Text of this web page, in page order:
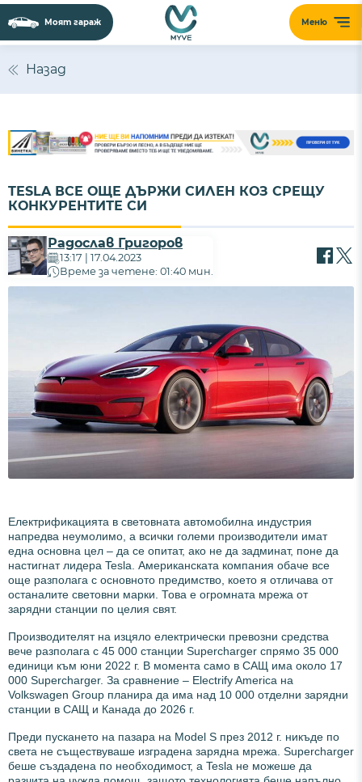
Меню
Моят гараж
Назад
TESLA ВСЕ ОЩЕ ДЪРЖИ СИЛЕН КОЗ СРЕЩУ
КОНКУРЕНТИТЕ СИ
Радослав Григоров
13:17 | 17.04.2023
Време за четене: 01:40 мин.
Електрификацията в световната автомобилна индустрия
напредва неумолимо, а всички големи производители имат
една основна цел – да се опитат, ако не да задминат, поне да
настигнат лидера Tesla. Американската компания обаче все
още разполага с основното предимство, което я отличава от
останалите световни марки. Това е огромната мрежа от
зарядни станции по целия свят.
Производителят на изцяло електрически превозни средства
вече разполага с 45 000 станции Supercharger спрямо 35 000
единици към юни 2022 г. В момента само в САЩ има около 17
000 Supercharger. За сравнение – Electrify America на
Volkswagen Group планира да има над 10 000 отделни зарядни
станции в САЩ и Канада до 2026 г.
Преди пускането на пазара на Model S през 2012 г. никъде по
света не съществуваше изградена зарядна мрежа. Supercharger
беше създадена по необходимост, а Tesla не можеше да